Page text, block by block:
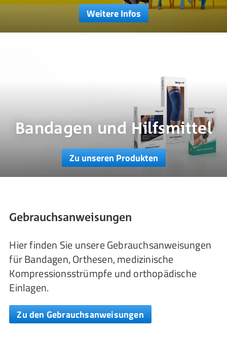
Weitere Infos
Bandagen und Hilfsmittel
Zu unseren Produkten
Gebrauchsanweisungen
Hier finden Sie unsere Gebrauchsanweisungen
für Bandagen, Orthesen, medizinische
Kompressionsstrümpfe und orthopädische
Einlagen.
Zu den Gebrauchsanweisungen